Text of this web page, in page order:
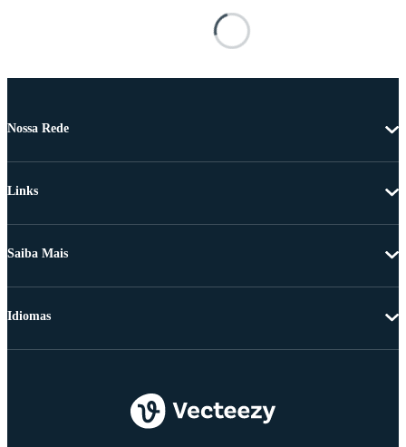
Nossa Rede
Links
Saiba Mais
Idiomas